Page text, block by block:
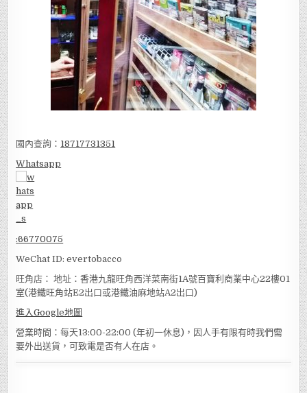
國內查詢： 18717731351
Whatsapp
:66770075
WeChat ID: evertobacco
旺角店： 地址：香港九龍旺角西洋菜南街1A號百寶利商業中心22樓01
室(港鐵旺角站E2出口或港鐵油麻地站A2出口)
進入Google地圖
營業時間：每天13:00-22:00 (年初一休息)，因人手有限有時我們需
要外出送貨，可致電是否有人在店。